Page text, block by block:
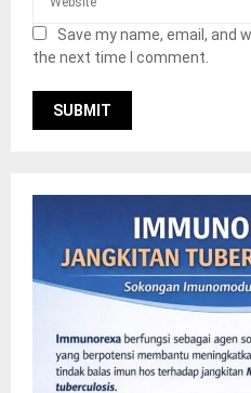
Save my name, email, and
the next time I comment.